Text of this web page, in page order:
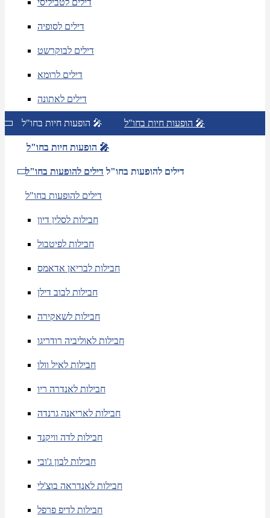
דילים לטביליסי
דילים לסופיה
דילים לבוקרשט
דילים לרומא
דילים לאתונה
הופעות חיות בחו"ל 🎤 הופעות חיות בחו"ל 🎤
הופעות חיות בחו"ל 🎤
דילים להופעות בחו"ל דילים להופעות בחו"ל
דילים להופעות בחו"ל
חבילות לסלין דיון
חבילות לפיטבול
חבילות לבריאן אדאמס
חבילות לבוב דילן
חבילות לשאקירה
חבילות לאוליביה רודריגו
חבילות לאיל וולו
חבילות לאנדרה ריו
חבילות לאריאנה גרנדה
חבילות לדה וויקנד
חבילות לבון ג'ובי
חבילות לאנדראה בוצ'לי
חבילות לדיפ פרפל